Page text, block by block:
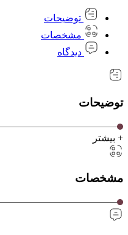
توضیحات
مشخصات
دیدگاه
توضیحات
+ بیشتر
مشخصات